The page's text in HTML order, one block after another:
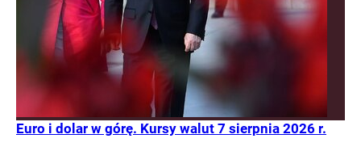
Euro i dolar w górę. Kursy walut 7 sierpnia 2026 r.